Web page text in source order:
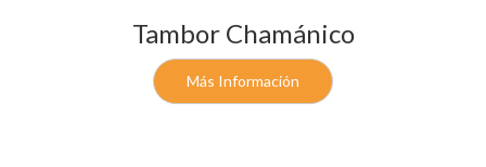
Tambor Chamánico
Más Información